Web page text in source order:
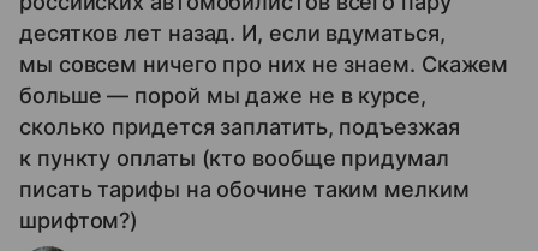
десятков лет назад. И, если вдуматься,
мы совсем ничего про них не знаем. Скажем
больше — порой мы даже не в курсе,
сколько придется заплатить, подъезжая
к пункту оплаты (кто вообще придумал
писать тарифы на обочине таким мелким
шрифтом?)